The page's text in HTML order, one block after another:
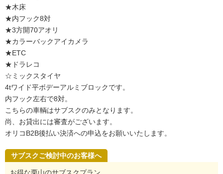
★木床
★内フック8対
★3方開70アオリ
★カラーバックアイカメラ
★ETC
★ドラレコ
☆ミックスタイヤ
4tワイド平ボデーアルミブロックです。
内フック左右で8対。
こちらの車輌はサブスクのみとなります。
尚、お貸出には審査がございます。
オリコB2B後払い決済への申込をお願いいたします。
サブスクご検討中のお客様へ